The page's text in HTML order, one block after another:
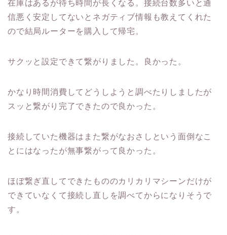
在庫はあるが待ち時間が長くなる。接続台数多いと通
信悪く安定してないとネガティブ情報も教えてくれた
ので結局ルーターを購入して帰宅。
サクッと設定できて繋がりました。良かった。
かなり時間消費してどうしようと調べたりしましたが
スッと繋がり完了できたので良かった。
接続していた機器はまた繋がなおさしという面倒なこ
とにはなったが無事繋がって良かった。
ほぼ繋ぎ直してできたもののカリカリマシーンだけが
できていなくて接続し直しを調べてからになりそうで
す。